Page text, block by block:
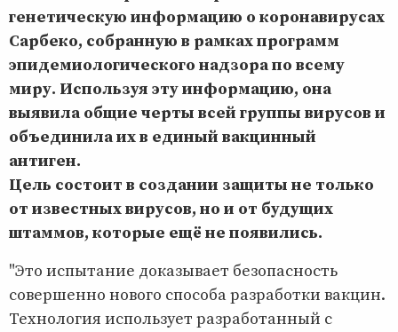
генетическую информацию о коронавирусах
Сарбеко, собранную в рамках программ
эпидемиологического надзора по всему
миру. Используя эту информацию, она
выявила общие черты всей группы вирусов и
объединила их в единый вакцинный
антиген.
Цель состоит в создании защиты не только
от известных вирусов, но и от будущих
штаммов, которые ещё не появились.
"Это испытание доказывает безопасность
совершенно нового способа разработки вакцин.
Технология использует разработанный с